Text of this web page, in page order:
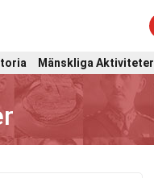
Mänskliga Aktiviteter